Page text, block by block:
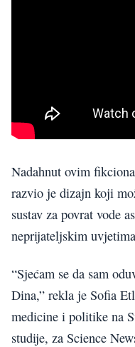
Nadahnut ovim
razvio je dizajn koji
sustav za povrat vode
neprijateljskim
“Sjećam se da sam
Dina,” rekla je Sofia
medicine i politike na
studije, za Science